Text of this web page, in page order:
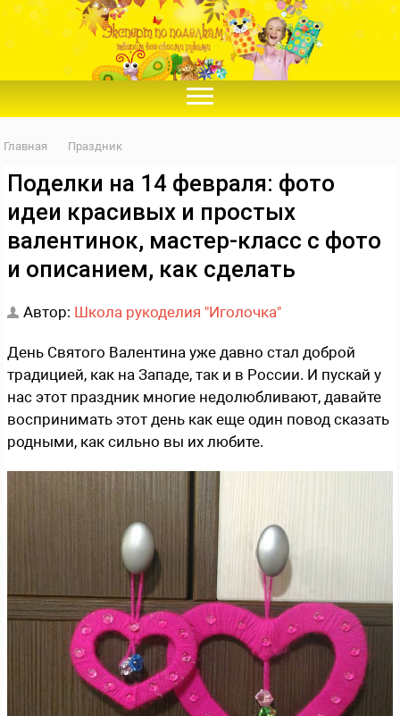
Главная Праздник
Поделки на 14 февраля: фото
идеи красивых и простых
валентинок, мастер-класс с фото
и описанием, как сделать
Автор: Школа рукоделия "Иголочка"
День Святого Валентина уже давно стал доброй
традицией, как на Западе, так и в России. И пускай у
нас этот праздник многие недолюбливают, давайте
воспринимать этот день как еще один повод сказать
родными, как сильно вы их любите.